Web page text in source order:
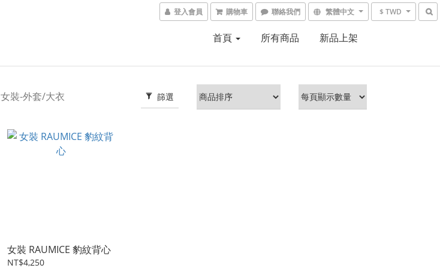
登入會員 購物車 聯絡我們 繁體中文 $ TWD
首頁 所有商品 新品上架
篩選
女裝-外套/大衣
女裝 RAUMICE 豹紋背心
NT$4,250